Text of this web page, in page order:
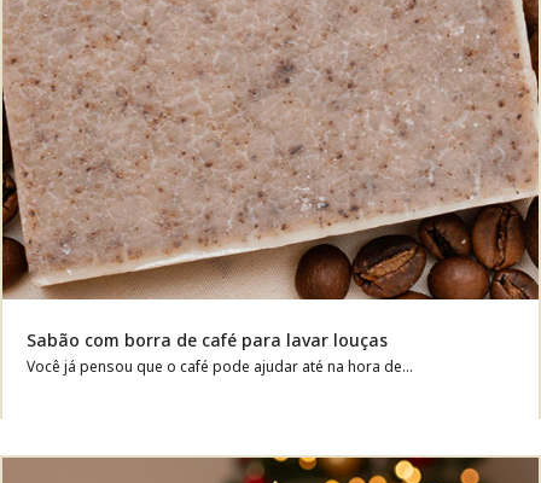
Sabão com borra de café para lavar louças
Você já pensou que o café pode ajudar até na hora de...